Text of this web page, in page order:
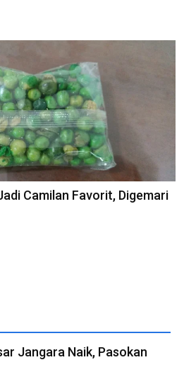
Camilan Favorit, Digemari
Jangara Naik, Pasokan